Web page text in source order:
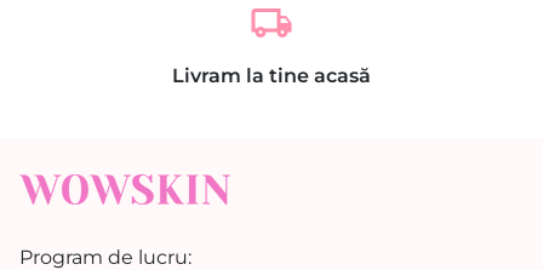
local_shipping
Livram la tine acasă
Program de lucru: